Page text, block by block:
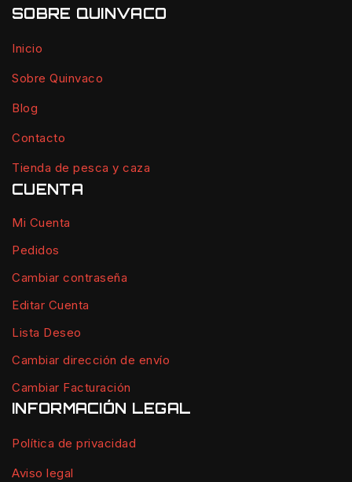
SOBRE QUINVACO
Inicio
Sobre Quinvaco
Blog
Contacto
Tienda de pesca y caza
CUENTA
Mi Cuenta
Pedidos
Cambiar contraseña
Editar Cuenta
Lista Deseo
Cambiar dirección de envío
Cambiar Facturación
INFORMACIÓN LEGAL
Política de privacidad
Aviso legal